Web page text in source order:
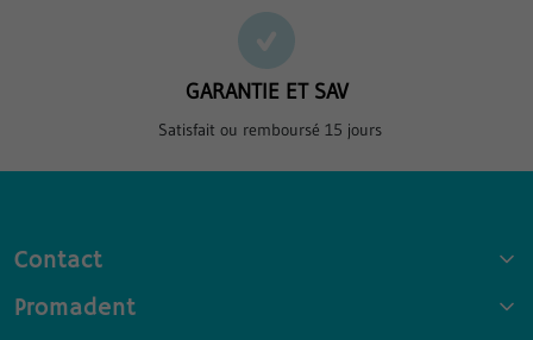
GARANTIE ET SAV
Satisfait ou remboursé 15 jours
Contact
Promadent